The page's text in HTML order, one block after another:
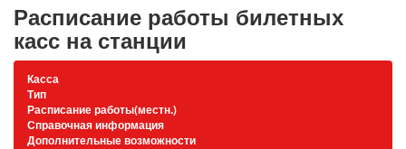
Расписание работы билетных
касс на станции
Касса
Тип
Расписание работы(местн.)
Справочная информация
Дополнительные возможности